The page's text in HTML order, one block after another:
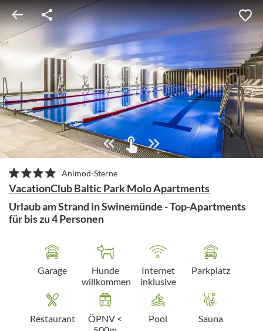
Animod-Sterne
VacationClub Baltic Park Molo Apartments
Urlaub am Strand in Swinemünde - Top-Apartments
für bis zu 4 Personen
Garage
Hunde
willkommen
Internet
inklusive
Parkplatz
Restaurant
ÖPNV <
Pool Sauna